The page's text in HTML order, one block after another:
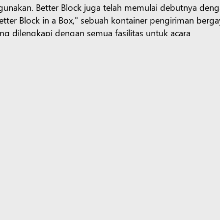
Better Block juga telah memulai debutnya
Block in a Box," sebuah kontainer pengiriman
dilengkapi dengan semua fasilitas untuk acara